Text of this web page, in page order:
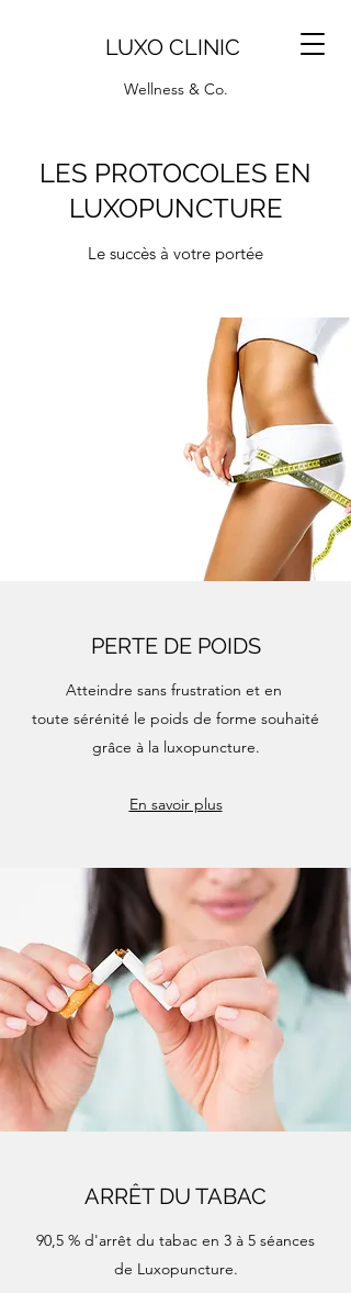
LUXO CLINIC
Wellness & Co.
LES PROTOCOLES EN
LUXOPUNCTURE
Le succès à votre portée
PERTE DE POIDS
Atteindre sans frustration et en
toute sérénité le poids de forme souhaité
grâce à la luxopuncture.
En savoir plus
ARRÊT DU TABAC
90,5 % d'arrêt du tabac en 3 à 5 séances
de Luxopuncture.